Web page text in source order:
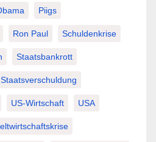
Piigs
Ron Paul Schuldenkrise
Staatsbankrott
Staatsverschuldung
US-Wirtschaft USA